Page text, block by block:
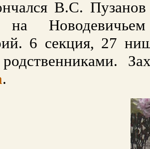
В.С. Пузанов
на
6 секция, 27
.